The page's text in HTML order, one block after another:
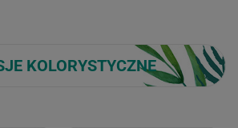
KOLORYSTYCZNE